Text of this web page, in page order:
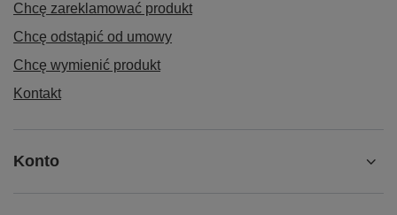
Chcę zareklamować produkt
Chcę odstąpić od umowy
Chcę wymienić produkt
Kontakt
Konto